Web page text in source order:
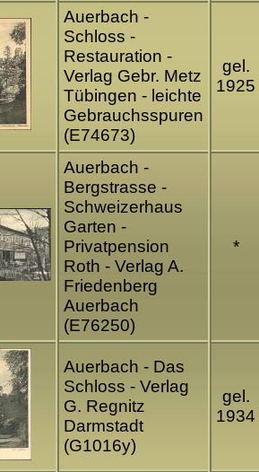
Auerbach -
Schloss -
Restauration -
Verlag Gebr. Metz
Tübingen - leichte
Gebrauchsspuren
(E74673)
gel.
1925
Auerbach -
Bergstrasse -
Schweizerhaus
Garten -
Privatpension
Roth - Verlag A.
Friedenberg
Auerbach
(E76250)
*
Auerbach - Das
Schloss - Verlag
G. Regnitz
Darmstadt
(G1016y)
gel.
1934